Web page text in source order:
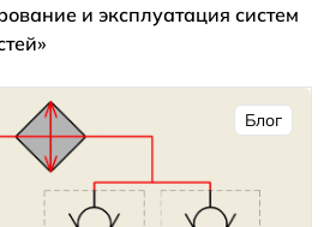
и эксплуатация систем
Блог